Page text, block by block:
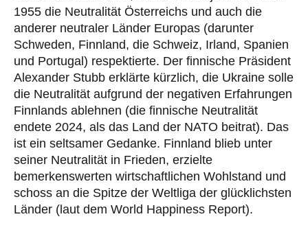
1955 die Neutralität Österreichs und auch die
anderer neutraler Länder Europas (darunter
Schweden, Finnland, die Schweiz, Irland, Spanien
und Portugal) respektierte. Der finnische Präsident
Alexander Stubb erklärte kürzlich, die Ukraine solle
die Neutralität aufgrund der negativen Erfahrungen
Finnlands ablehnen (die finnische Neutralität
endete 2024, als das Land der NATO beitrat). Das
ist ein seltsamer Gedanke. Finnland blieb unter
seiner Neutralität in Frieden, erzielte
bemerkenswerten wirtschaftlichen Wohlstand und
schoss an die Spitze der Weltliga der glücklichsten
Länder (laut dem World Happiness Report).